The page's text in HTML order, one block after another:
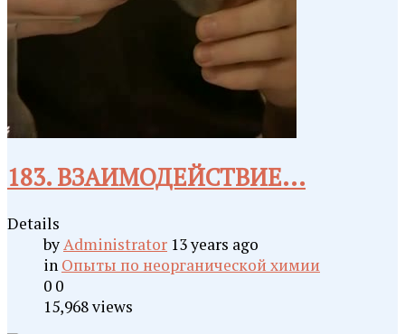
183. ВЗАИМОДЕЙСТВИЕ...
Details
byAdministrator 13 years ago
in Опыты по неорганической химии
0 0
15,968 views